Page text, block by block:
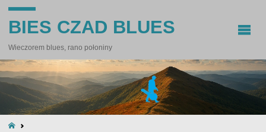
BIES CZAD BLUES
Wieczorem blues, rano połoniny
STRONA